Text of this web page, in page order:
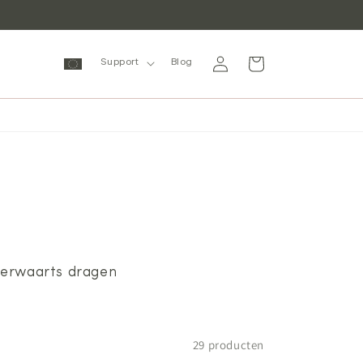
Support Blog InloggenWinkelwagen
dragen
29 producten